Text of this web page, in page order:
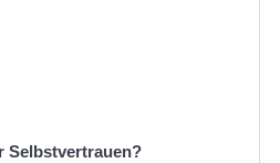
Selbstvertrauen?